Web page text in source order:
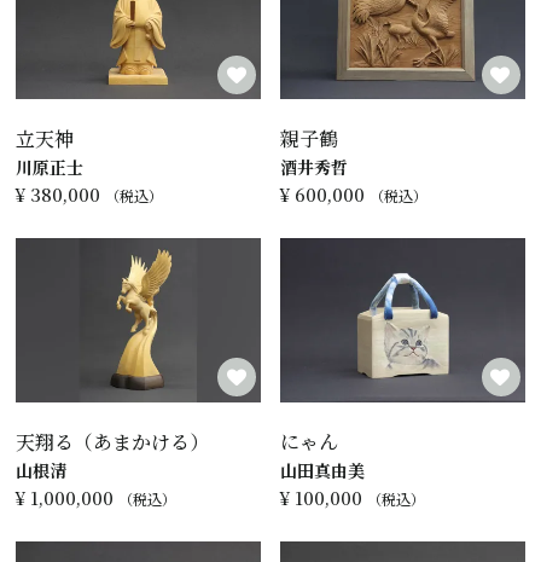
立天神
¥ 380,000 税込
川原正士
親子鶴
¥ 600,000 税込
酒井秀哲
天翔る（あまかける）
¥ 1,000,000 税込
山根清
にゃん
¥ 100,000 税込
山田真由美